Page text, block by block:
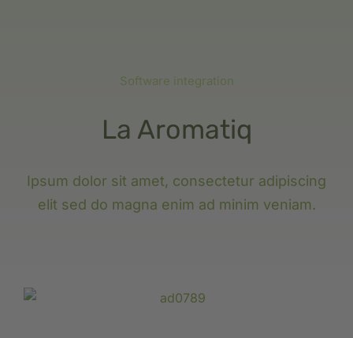
Software integration
La Aromatiq
Ipsum dolor sit amet, consectetur adipiscing
elit sed do magna enim ad minim veniam.